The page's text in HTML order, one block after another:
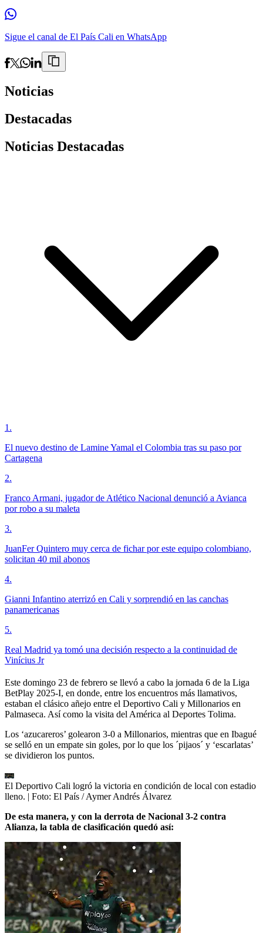
Sigue el canal de El País Cali en WhatsApp
Noticias
Destacadas
Noticias Destacadas
1 .
El nuevo destino de Lamine Yamal el Colombia tras su paso por
Cartagena
2.
Franco Armani, jugador de Atlético Nacional denunció a Avianca
por robo a su maleta
3.
JuanFer Quintero muy cerca de fichar por este equipo colombiano,
solicitan 40 mil abonos
4.
Gianni Infantino aterrizó en Cali y sorprendió en las canchas
panamericanas
5.
Real Madrid ya tomó una decisión respecto a la continuidad de
Vinícius Jr
Este domingo 23 de febrero se llevó a cabo la jornada 6 de la Liga
BetPlay 2025-I, en donde, entre los encuentros más llamativos,
estaban el clásico añejo entre el Deportivo Cali y Millonarios en
Palmaseca. Así como la visita del América al Deportes Tolima.
Los ‘azucareros’ golearon 3-0 a Millonarios, mientras que en Ibagué
se selló en un empate sin goles, por lo que los ´pijaos´ y ‘escarlatas’
se dividieron los puntos.
El Deportivo Cali logró la victoria en condición de local con estadio
lleno. | Foto: El País / Aymer Andrés Álvarez
De esta manera, y con la derrota de Nacional 3-2 contra
Alianza, la tabla de clasificación quedó así: